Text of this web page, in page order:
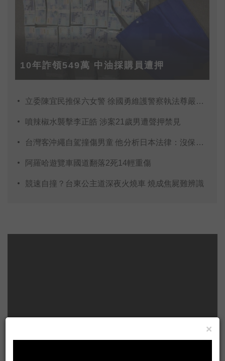
10年詐領549萬 中油採購員遭押
立委陳宜民推保六女警 徐國勇維護警察執法尊嚴依法究
噴辣椒水襲擊李正皓 涉案21歲男遭聲押禁見
台灣客沖繩自駕撞傷男童 他分析日本法律：沒保險會賠
阿羅哈遊覽車國道翻落2死14輕重傷
競速自撞？台東公主道深夜火燒車 燒成焦屍難辨識
×